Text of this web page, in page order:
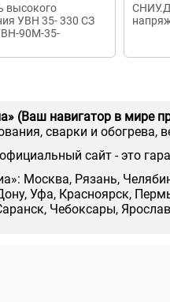
высокого
УВН 35- 330 СЗ
90М-35-
СНИУ.Д
(Ваш навигатор в мире
сварки и обогрева,
сайт - это
Москва, Рязань,
Уфа, Красноярск,
Чебоксары,